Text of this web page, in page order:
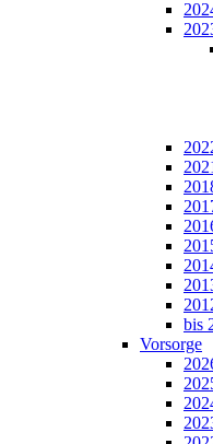
bis
Vorsorge